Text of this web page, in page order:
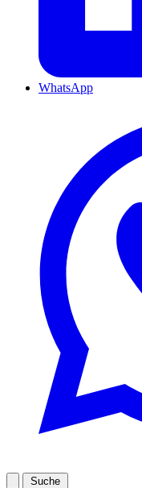
WhatsApp
Suche